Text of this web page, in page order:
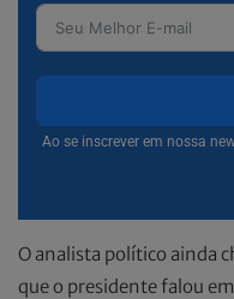
Ao se inscrever em nossa
O analista político ainda
que o presidente falou